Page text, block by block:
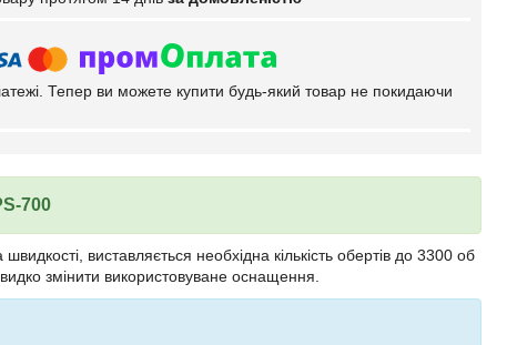
Тепер ви можете купити будь-який товар не покидаючи
700
виставляється необхідна кількість обертів до 3300 об
змінити використовуване оснащення.